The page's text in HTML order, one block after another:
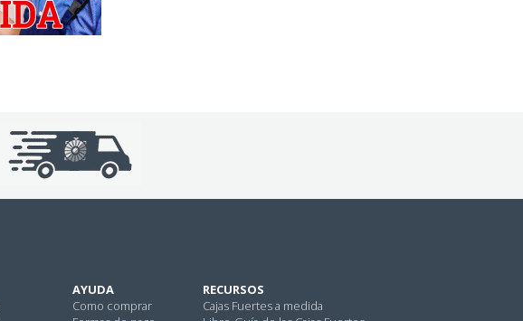
AYUDA
Como comprar
RECURSOS
Cajas Fuertes a medida